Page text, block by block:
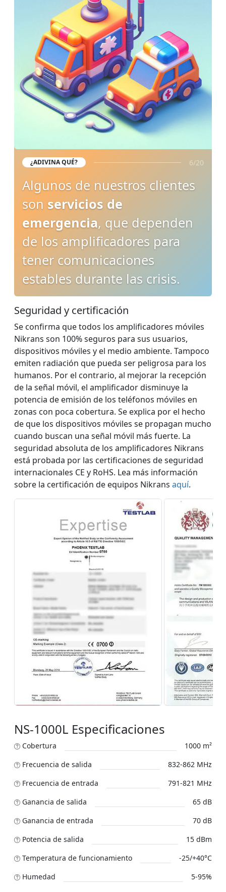
¿ADIVINA QUÉ? 6/20
Algunos de nuestros clientes
son servicios de
emergencia, que dependen
de los amplificadores para
tener comunicaciones
estables durante las crisis.
Seguridad y certificación
Se confirma que todos los amplificadores móviles
Nikrans son 100% seguros para sus usuarios,
dispositivos móviles y el medio ambiente. Tampoco
emiten radiación que pueda ser peligrosa para los
humanos. Por el contrario, al mejorar la recepción
de la señal móvil, el amplificador disminuye la
potencia de emisión de los teléfonos móviles en
zonas con poca cobertura. Se explica por el hecho
de que los dispositivos móviles se propagan mucho
cuando buscan una señal móvil más fuerte. La
seguridad absoluta de los amplificadores Nikrans
está probada por las certificaciones de seguridad
internacionales CE y RoHS. Lea más información
sobre la certificación de equipos Nikrans aquí.
NS-1000L Especificaciones
Cobertura
1000 m²
Frecuencia de salida
832-862 MHz
Frecuencia de entrada
791-821 MHz
Ganancia de salida
65 dB
Ganancia de entrada
70 dB
Potencia de salida
15 dBm
Temperatura de funcionamiento
-25/+40°C
Humedad
5-95%